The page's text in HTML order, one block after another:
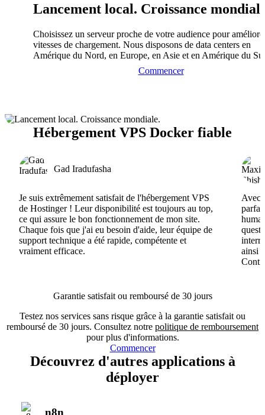
Lancement local. Croissance
Choisissez un serveur proche de votre audience pour
vitesses de chargement. Nous disposons de data centers en
Amérique du Nord, en Europe, en Asie et en Amérique du
Commencer
Hébergement VPS Docker fiable
Gad Iradufasha
Je suis extrêmement satisfait de l'hébergement VPS
de Hostinger ! Leur disponibilité est toujours au top,
ce qui assure le bon fonctionnement de mon site.
Chaque fois que j'ai eu besoin d'aide, leur équipe de
support technique a été rapide, compétente et
vraiment efficace.
Avec
ainsi
Garantie satisfait ou remboursé de 30 jours
Testez nos services sans risque grâce à la garantie satisfait ou
remboursé de 30 jours. Consultez notre politique de remboursement
pour plus d'informations.
Commencer
Découvrez d'autres applications à
déployer
n8n